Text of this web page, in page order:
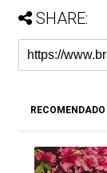
SHARE: